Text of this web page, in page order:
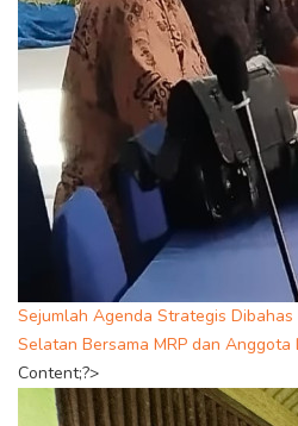
Sejumlah Agenda Strategis Dibahas
Selatan Bersama MRP dan Anggota
Content;?>